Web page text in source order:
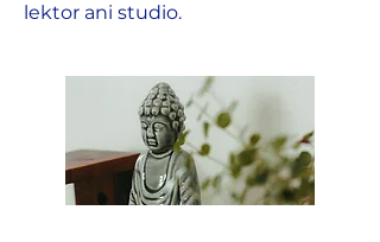
lektor ani studio.